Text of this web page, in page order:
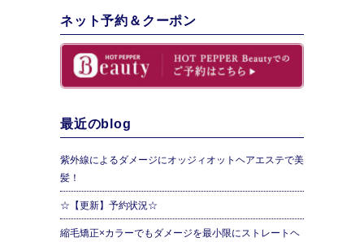
ネット予約＆クーポン
最近のblog
紫外線によるダメージにオッジィオットヘアエステで美
髪！
☆【更新】予約状況☆
縮毛矯正×カラーでもダメージを最小限にストレートヘ